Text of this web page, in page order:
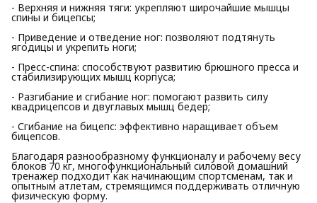
- Верхняя и нижняя тяги: укрепляют широчайшие мышцы
спины и бицепсы;
- Приведение и отведение ног: позволяют подтянуть
ягодицы и укрепить ноги;
- Пресс-спина: способствуют развитию брюшного пресса и
стабилизирующих мышц корпуса;
- Разгибание и сгибание ног: помогают развить силу
квадрицепсов и двуглавых мышц бедер;
- Сгибание на бицепс: эффективно наращивает объем
бицепсов.
Благодаря разнообразному функционалу и рабочему весу
блоков 70 кг, многофункциональный силовой домашний
тренажер подходит как начинающим спортсменам, так и
опытным атлетам, стремящимся поддерживать отличную
физическую форму.